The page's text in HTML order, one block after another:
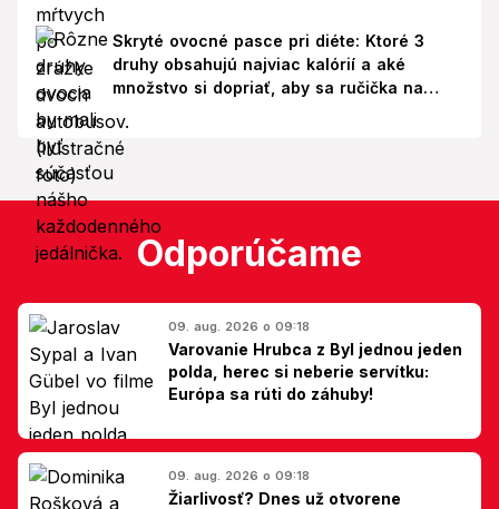
Skryté ovocné pasce pri diéte: Ktoré 3
druhy obsahujú najviac kalórií a aké
množstvo si dopriať, aby sa ručička na
Odporúčame
09. aug. 2026 o 09:18
Varovanie Hrubca z Byl jednou jeden
polda, herec si neberie servítku:
Európa sa rúti do záhuby!
09. aug. 2026 o 09:18
Žiarlivosť? Dnes už otvorene